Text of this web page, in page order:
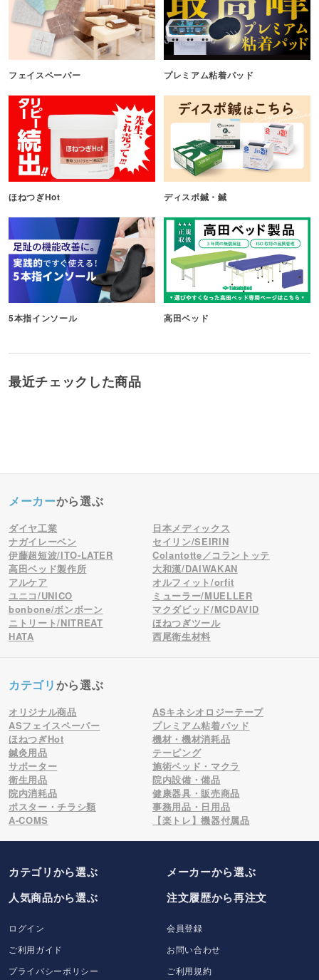
フェイスペーパー プレミアム粘着パッド
ほねつぎHot ディスポ鍼・鍼
5本指インソール 高田ベッド
最近チェックした商品
メーカーから選ぶ
ダイヤ工業
日本メディックス
ナガイレーベン
セイリン/SEIRIN
伊藤超短波/ITO-LATER
Colantotte／コラントッテ
高田ベッド製作所
大和漢/DAIWAKAN
アルケア
オルフィット/orfit
ユニコ/UNICO
ミューラー/MUELLER
bonbone/ボンボーン
マクダビッド/MCDAVID
ニトリート/NITREAT
ほねつぎツール
HATA
西尾衛生材料
カテゴリから選ぶ
オリジナル商品
ASキネシオロジーテープ
ASフェイスペーパー
プレミアム粘着パッド
ほねつぎHot
機材・機材消耗品
鍼灸用品
テーピング
サポーター
施術ベッド・マクラ
衛生用品
院内設備・備品
院内消耗品
健康器具・販売商品
ポスター・チラシ類
事務用品・日用品
A-COMS
【楽トレ】機器付属品
カテゴリから選ぶ メーカーから選ぶ
人気商品から選ぶ
注文履歴から再注文
ログイン
会員登録
ご利用ガイド
お問い合わせ
プライバシーポリシー
ご利用規約